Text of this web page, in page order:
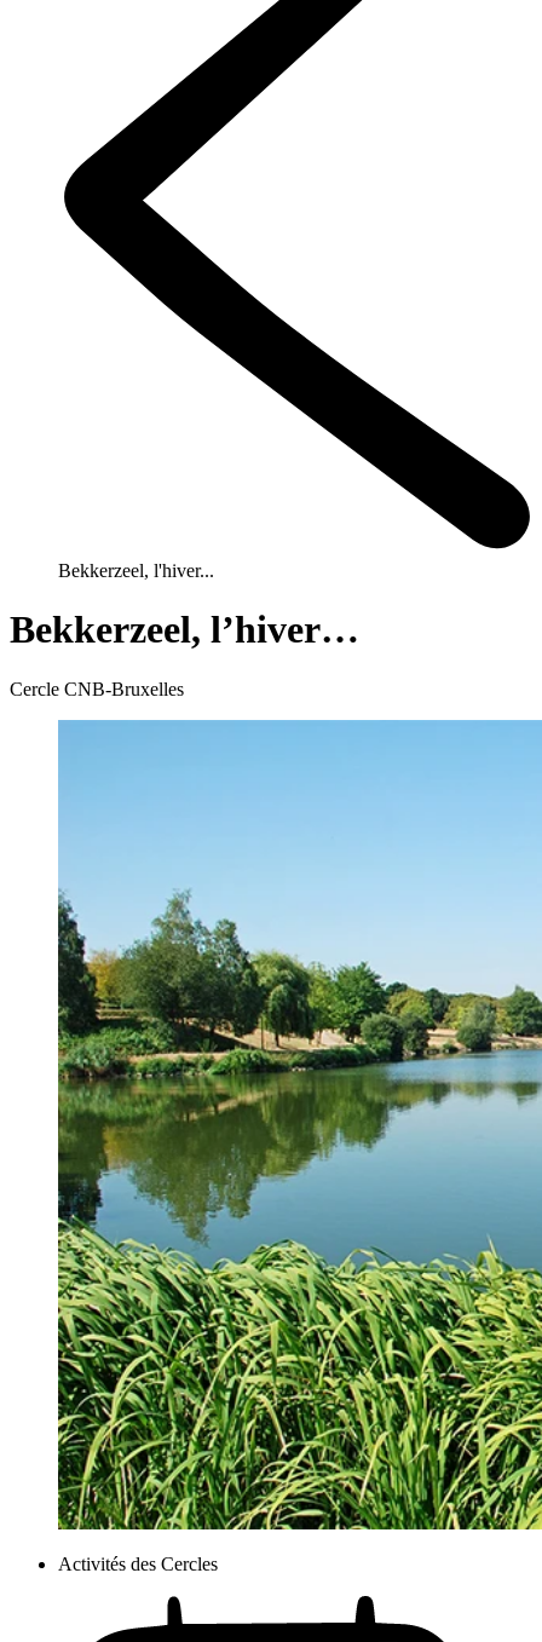
Bekkerzeel, l'hiver...
Bekkerzeel, l’hiver…
Cercle CNB-Bruxelles
Activités des Cercles